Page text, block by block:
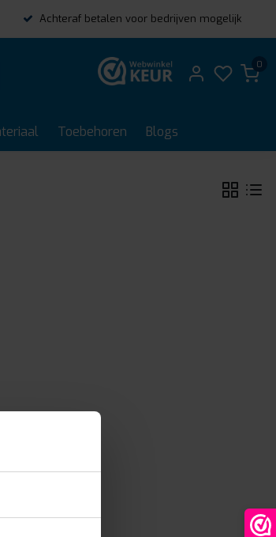
Achteraf betalen voor bedrijven mogelijk
0
Toebehoren Blogs